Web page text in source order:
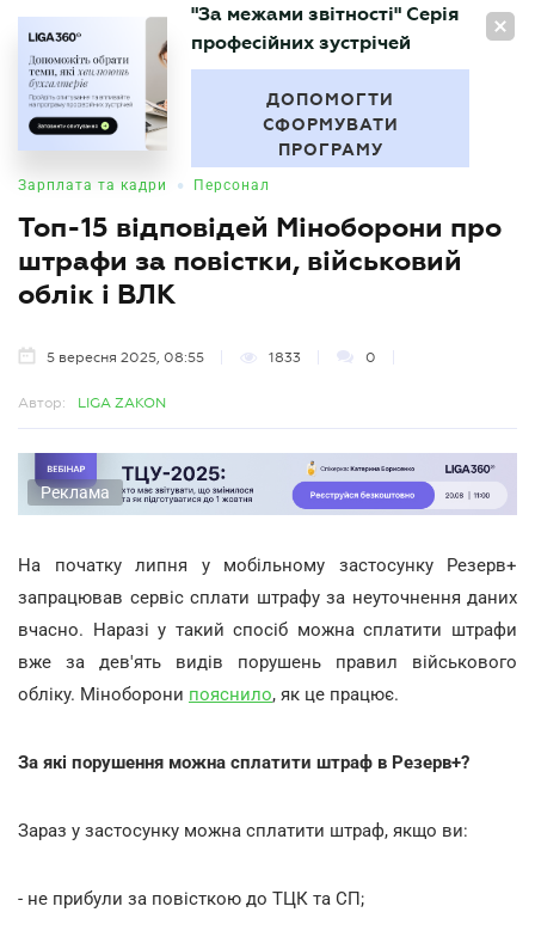
UA
БУХГАЛТЕР
"За межами звітності" Серія
професійних зустрічей
ДОПОМОГТИ
СФОРМУВАТИ
ПРОГРАМУ
Зарплата та кадри • Персонал
Топ-15 відповідей Міноборони про
штрафи за повістки, військовий
облік і ВЛК
5 вересня 2025, 08:55 1833 0
Автор: LIGA ZAKON
Реклама
На початку липня у мобільному застосунку Резерв+
запрацював сервіс сплати штрафу за неуточнення даних
вчасно. Наразі у такий спосіб можна сплатити штрафи
вже за дев'ять видів порушень правил військового
обліку. Міноборони пояснило, як це працює.
За які порушення можна сплатити штраф в Резерв+?
Зараз у застосунку можна сплатити штраф, якщо ви:
- не прибули за повісткою до ТЦК та СП;